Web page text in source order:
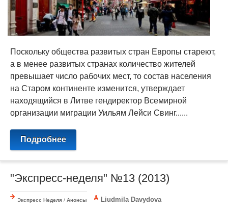
Поскольку общества развитых стран Европы стареют,
а в менее развитых странах количество жителей
превышает число рабочих мест, то состав населения
на Старом континенте изменится, утверждает
находящийся в Литве гендиректор Всемирной
организации миграции Уильям Лейси Свинг......
Подробнее
"Экспресс-неделя" №13 (2013)
Экспресс Неделя / Анонсы Liudmila Davydova